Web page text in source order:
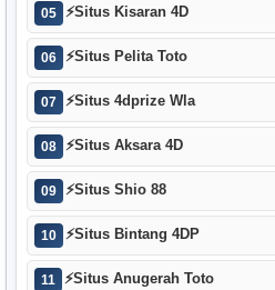
05 ⚡Situs Kisaran 4D
06 ⚡Situs Pelita Toto
07 ⚡Situs 4dprize Wla
08 ⚡Situs Aksara 4D
09 ⚡Situs Shio 88
10 ⚡Situs Bintang 4DP
11 ⚡Situs Anugerah Toto